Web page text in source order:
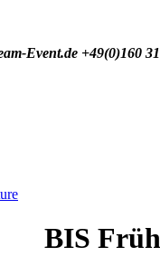
Event.de +49(0)160
BIS